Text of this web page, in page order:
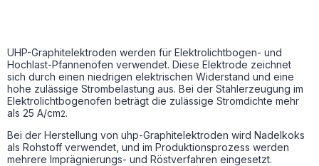
UHP-Graphitelektroden werden für Elektrolichtbogen- und
Hochlast-Pfannenöfen verwendet. Diese Elektrode zeichnet
sich durch einen niedrigen elektrischen Widerstand und eine
hohe zulässige Strombelastung aus. Bei der Stahlerzeugung im
Elektrolichtbogenofen beträgt die zulässige Stromdichte mehr
als 25 A/cm2.
Bei der Herstellung von uhp-Graphitelektroden wird Nadelkoks
als Rohstoff verwendet, und im Produktionsprozess werden
mehrere Imprägnierungs- und Röstverfahren eingesetzt.